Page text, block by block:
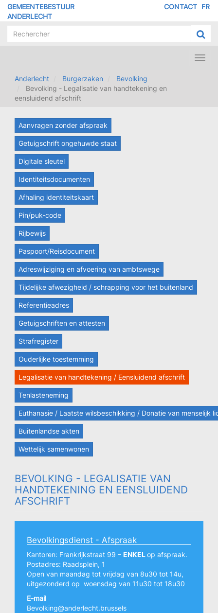
Overslaan
GEMEENTEBESTUUR
ANDERLECHT
FR
CONTACT
Anderlecht
Burgerzaken
Bevolking
Bevolking - Legalisatie van handtekening en
eensluidend afschrift
Aanvragen zonder afspraak
Getuigschrift ongehuwde staat
Digitale sleutel
Identiteitsdocumenten
Afhaling identiteitskaart
Pin/puk-code
Rijbewijs
Paspoort/Reisdocument
Adreswijziging en afvoering van ambtswege
Tijdelijke afwezigheid / schrapping voor het buitenland
Referentieadres
Getuigschriften en attesten
Strafregister
Ouderlijke toestemming
Legalisatie van handtekening / Eensluidend afschrift
Tenlasteneming
Euthanasie / Laatste wilsbeschikking / Donatie van menselijk
Buitenlandse akten
Wettelijk samenwonen
BEVOLKING - LEGALISATIE VAN
HANDTEKENING EN EENSLUIDEND
AFSCHRIFT
Bevolkingsdienst - Afspraak
Kantoren: Frankrijkstraat 99 – ENKELop afspraak.
Postadres: Raadsplein, 1
Open van maandag tot vrijdag van 8u30 tot 14u,
uitgezonderd op woensdag van 11u30 tot 18u30
E-mail
Bevolking@anderlecht.brussels